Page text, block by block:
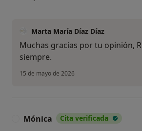
Marta María Díaz Díaz
Muchas gracias por tu opinión,
siempre.
15 de mayo de 2026
Mónica Cita verificada